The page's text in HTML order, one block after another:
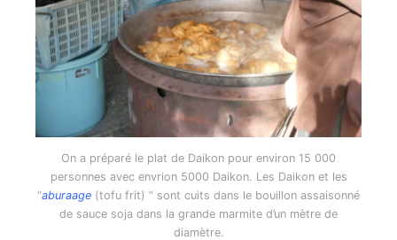
On a préparé le plat de Daikon pour environ 15 000
personnes avec envrion 5000 Daikon. Les Daikon et les
“aburaage (tofu frit) ” sont cuits dans le bouillon assaisonné
de sauce soja dans la grande marmite d’un mètre de
diamètre.